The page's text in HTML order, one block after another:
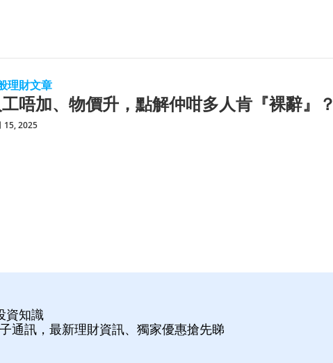
理財文章
唔加、物價升，點解仲咁多人肯『裸辭』？
15, 2025
資知識
通訊，最新理財資訊、獨家優惠搶先睇